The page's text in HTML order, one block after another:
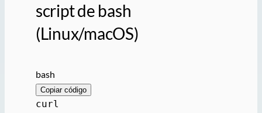
script de bash
(Linux/macOS)
bash
Copiar código
curl